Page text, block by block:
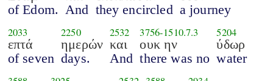
of Edom. And they encircled a journey
2033
επτά
of seven
2250
ημερών
days.
2532
και
And
3756-1510.7.3
ουκ ην
there was no
5204
ύδωρ
water